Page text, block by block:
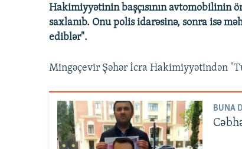
Hakimiyyətinin başçısının avtomobilinin
saxlanıb. Onu polis idarəsinə, sonra isə
ediblər".
Mingəçevir Şəhər İcra Hakimiyyətindən
BUNA